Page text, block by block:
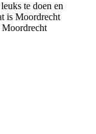
te doen en
is Moordrecht
Moordrecht